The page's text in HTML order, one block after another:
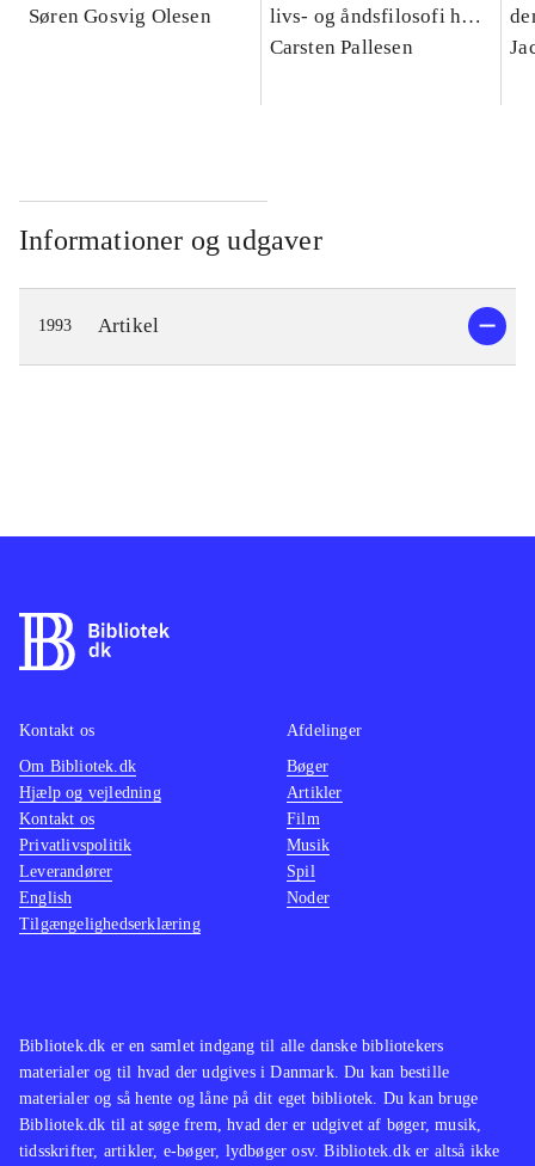
Søren Gosvig Olesen
livs- og åndsfilosofi hos
Michel Serres : et
Carsten Pallesen
Informationer og udgaver
1993 Artikel
Bibliotek.dk er en samlet indgang til alle danske bibliotekers
materialer og til hvad der udgives i Danmark. Du kan bestille
materialer og så hente og låne på dit eget bibliotek. Du kan bruge
Bibliotek.dk til at søge frem, hvad der er udgivet af bøger, musik,
tidsskrifter, artikler, e-bøger, lydbøger osv. Bibliotek.dk er altså ikke
Kontakt os
Om Bibliotek.dk
Hjælp og vejledning
Kontakt os
Privatlivspolitik
Leverandører
English
Tilgængelighedserklæring
Afdelinger
Bøger
Artikler
Film
Musik
Spil
Noder